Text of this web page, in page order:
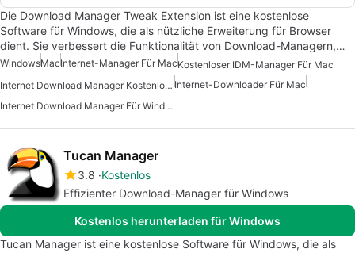
Die Download Manager Tweak Extension ist eine kostenlose
Software für Windows, die als nützliche Erweiterung für Browser
dient. Sie verbessert die Funktionalität von Download-Managern,…
WindowsMacInternet-Manager Für MacKostenloser IDM-Manager Für Mac
Internet Download Manager Kostenlos Für Mac Internet-Downloader Für Mac
Internet Download Manager Für Windows 7
Tucan Manager
3.8 Kostenlos
Effizienter Download-Manager für Windows
Kostenlos herunterladen für Windows
Tucan Manager ist eine kostenlose Software für Windows, die als